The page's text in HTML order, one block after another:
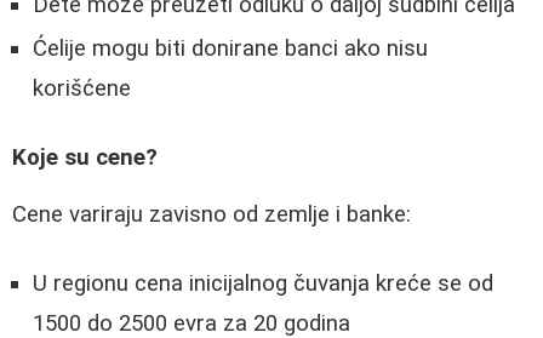
Ćelije mogu biti donirane banci ako nisu
korišćene
Koje su cene?
Cene variraju zavisno od zemlje i banke:
U regionu cena inicijalnog čuvanja kreće se od
1500 do 2500 evra za 20 godina